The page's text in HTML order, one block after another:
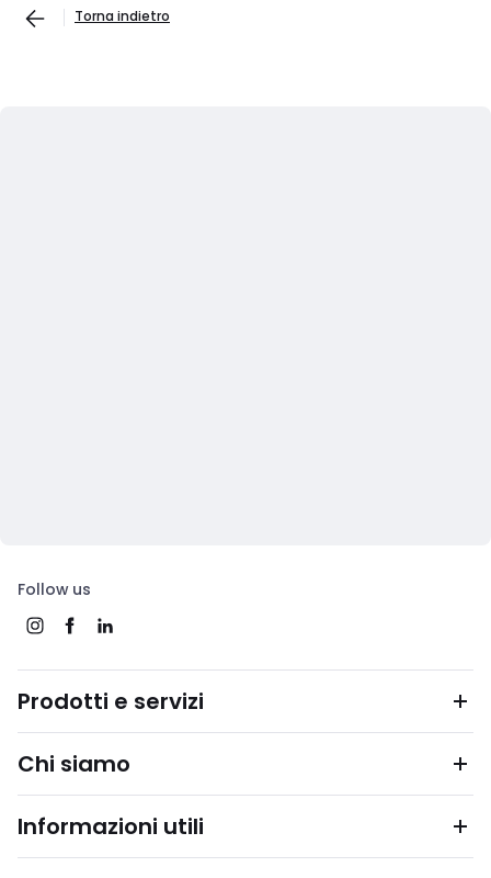
Torna indietro
Follow us
Prodotti e servizi
Chi siamo
Informazioni utili